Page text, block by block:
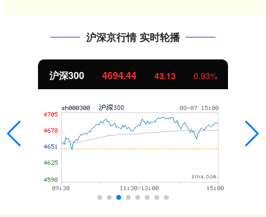
沪深京行情 实时轮播
沪深300 4694.44 43.13 0.93%